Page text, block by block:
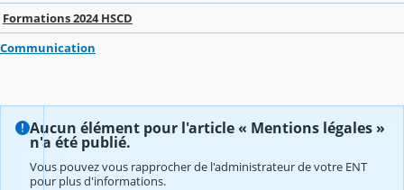
Formations 2024 HSCD
Communication
Aucun élément pour l'article « Mentions légales »
n'a été publié.
Vous pouvez vous rapprocher de l'administrateur de votre ENT
pour plus d'informations.